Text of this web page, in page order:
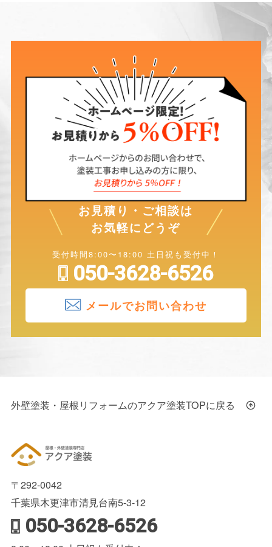
お見積り・ご相談は
お気軽にどうぞ
受付時間8:00〜18:00 土日祝も受付中！
050-3628-6526
メールでお問い合わせ
外壁塗装・屋根リフォームのアクア塗装TOPに戻る
〒292-0042
千葉県木更津市清見台南5-3-12
050-3628-6526